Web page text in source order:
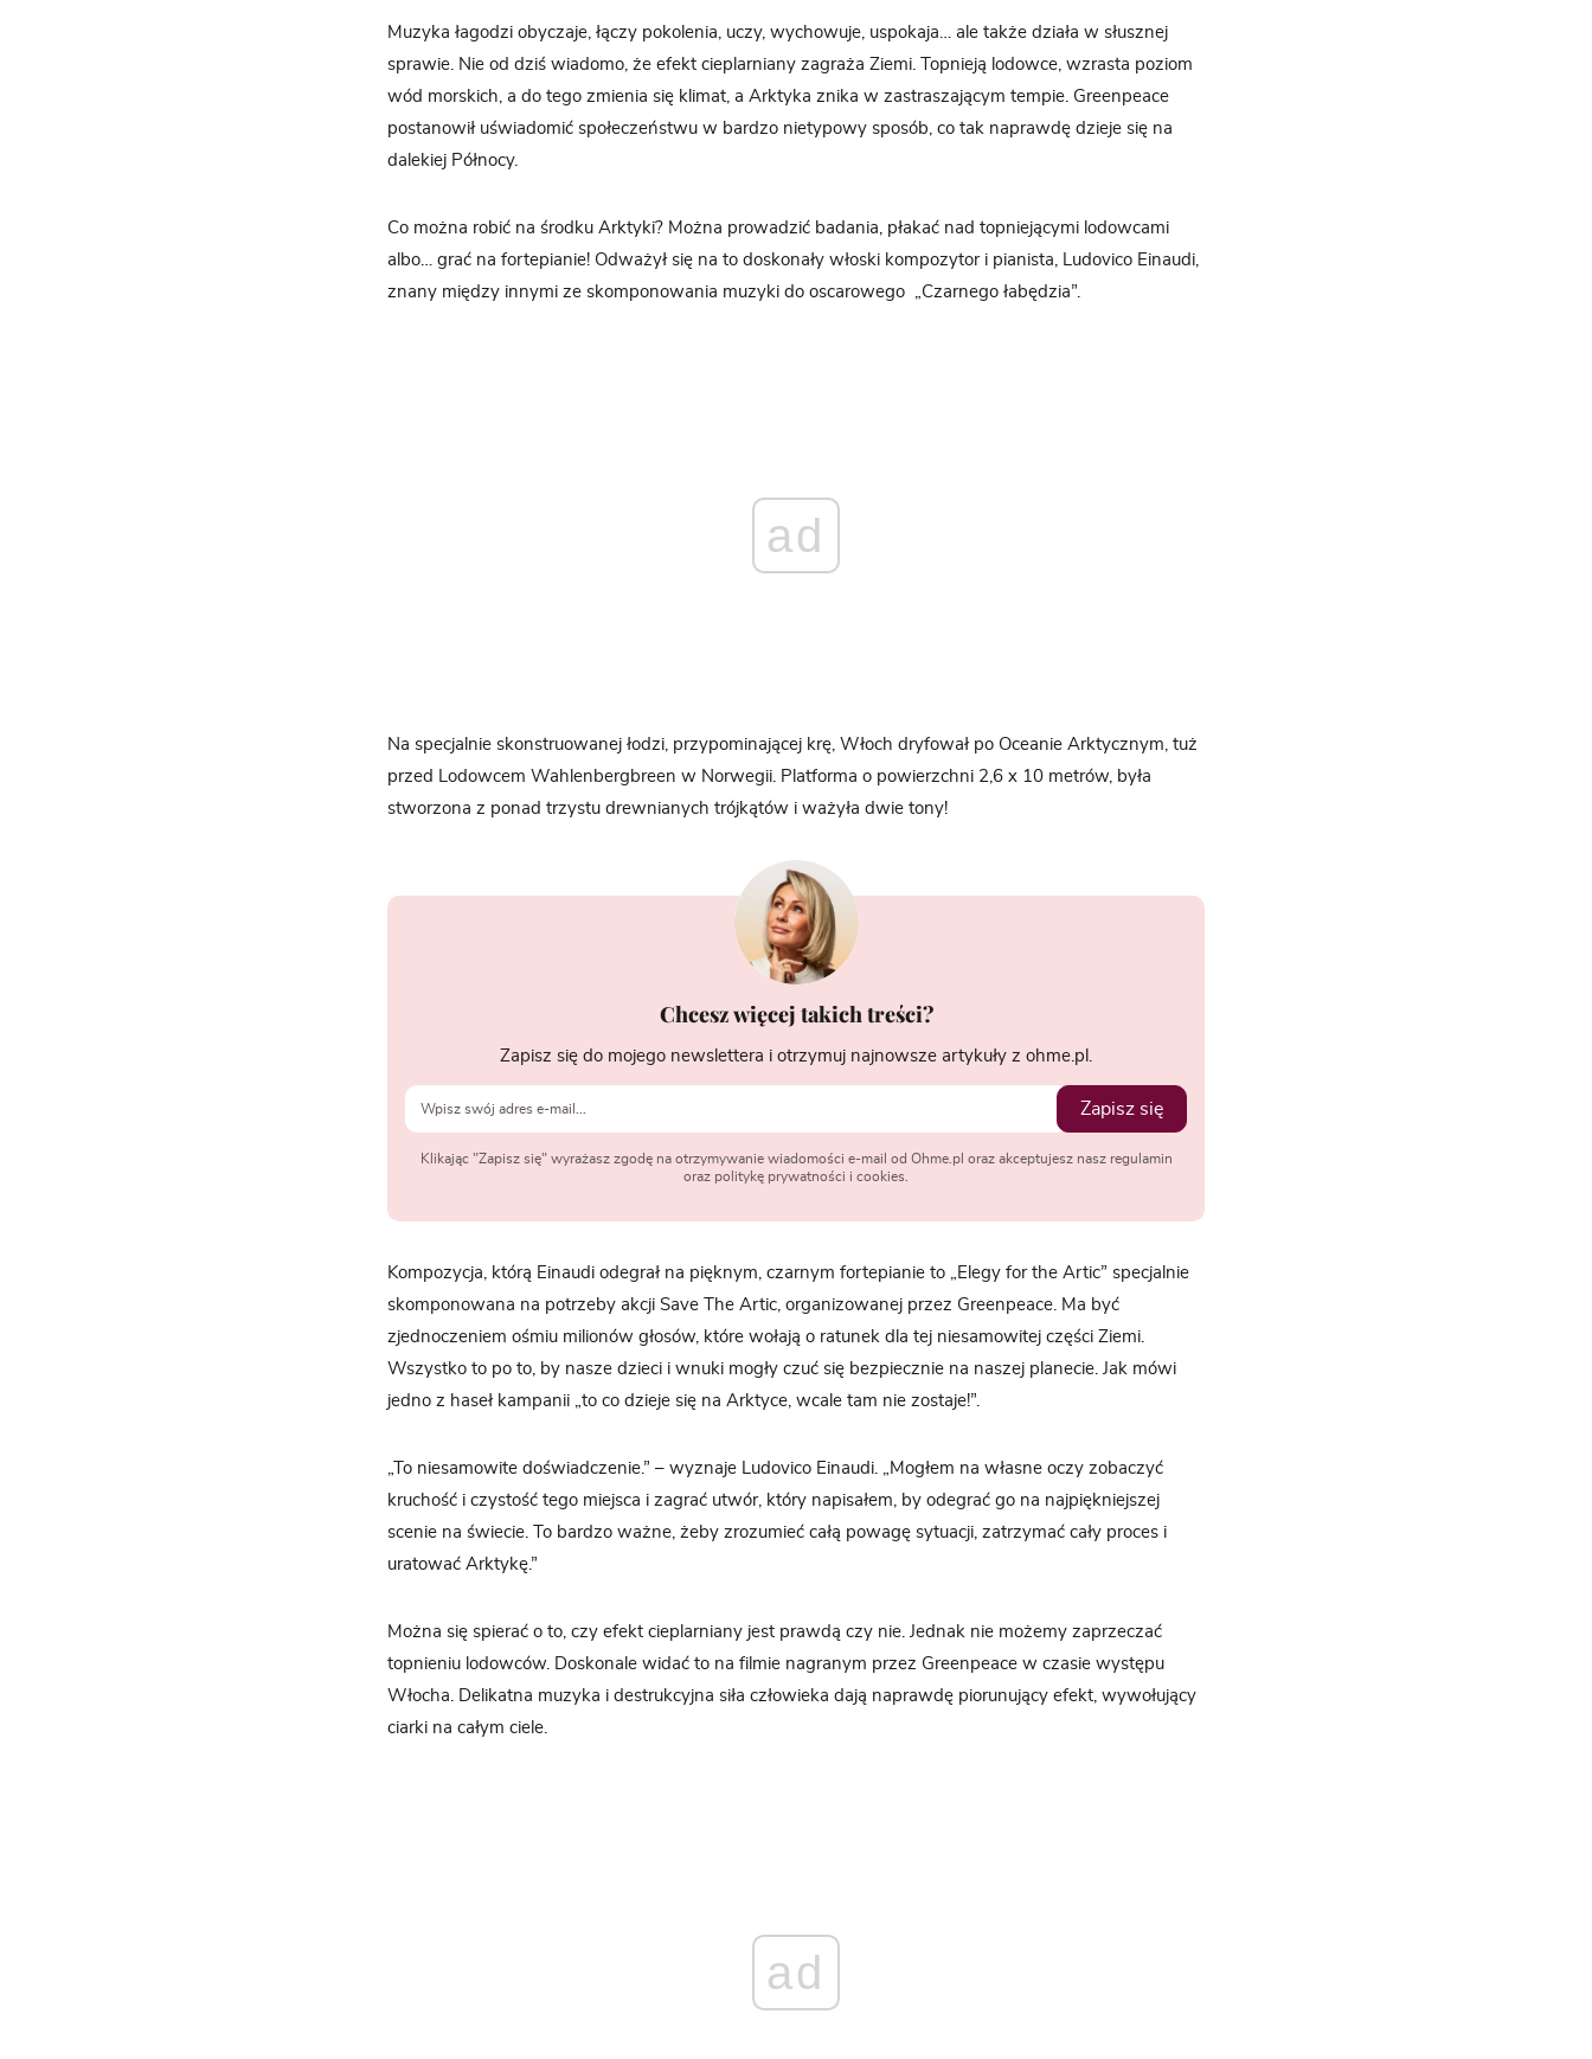
Muzyka łagodzi obyczaje, łączy pokolenia, uczy, wychowuje, uspokaja… ale także działa w słusznej
sprawie. Nie od dziś wiadomo, że efekt cieplarniany zagraża Ziemi. Topnieją lodowce, wzrasta poziom
wód morskich, a do tego zmienia się klimat, a Arktyka znika w zastraszającym tempie. Greenpeace
postanowił uświadomić społeczeństwu w bardzo nietypowy sposób, co tak naprawdę dzieje się na
dalekiej Północy.
Co można robić na środku Arktyki? Można prowadzić badania, płakać nad topniejącymi lodowcami
albo… grać na fortepianie! Odważył się na to doskonały włoski kompozytor i pianista, Ludovico Einaudi,
znany między innymi ze skomponowania muzyki do oscarowego „Czarnego łabędzia”.
ad
Na specjalnie skonstruowanej łodzi, przypominającej krę, Włoch dryfował po Oceanie Arktycznym, tuż
przed Lodowcem Wahlenbergbreen w Norwegii. Platforma o powierzchni 2,6 x 10 metrów, była
stworzona z ponad trzystu drewnianych trójkątów i ważyła dwie tony!
Chcesz więcej takich treści?
Zapisz się do mojego newslettera i otrzymuj najnowsze artykuły z ohme.pl.
Zapisz się
Klikając "Zapisz się" wyrażasz zgodę na otrzymywanie wiadomości e-mail od Ohme.pl oraz akceptujesz nasz regulamin
oraz politykę prywatności i cookies.
Kompozycja, którą Einaudi odegrał na pięknym, czarnym fortepianie to „Elegy for the Artic” specjalnie
skomponowana na potrzeby akcji Save The Artic, organizowanej przez Greenpeace. Ma być
zjednoczeniem ośmiu milionów głosów, które wołają o ratunek dla tej niesamowitej części Ziemi.
Wszystko to po to, by nasze dzieci i wnuki mogły czuć się bezpiecznie na naszej planecie. Jak mówi
jedno z haseł kampanii „to co dzieje się na Arktyce, wcale tam nie zostaje!”.
„To niesamowite doświadczenie.” – wyznaje Ludovico Einaudi. „Mogłem na własne oczy zobaczyć
kruchość i czystość tego miejsca i zagrać utwór, który napisałem, by odegrać go na najpiękniejszej
scenie na świecie. To bardzo ważne, żeby zrozumieć całą powagę sytuacji, zatrzymać cały proces i
uratować Arktykę.”
Można się spierać o to, czy efekt cieplarniany jest prawdą czy nie. Jednak nie możemy zaprzeczać
topnieniu lodowców. Doskonale widać to na filmie nagranym przez Greenpeace w czasie występu
Włocha. Delikatna muzyka i destrukcyjna siła człowieka dają naprawdę piorunujący efekt, wywołujący
ciarki na całym ciele.
ad